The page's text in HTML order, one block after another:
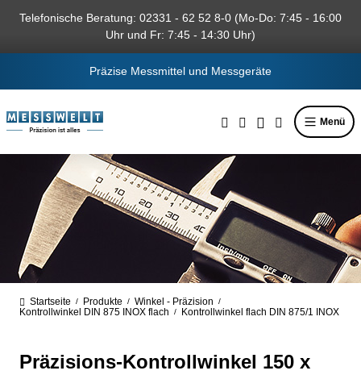
springen
Telefonische Beratung: 02331 - 62 52 8-0 (Mo-Do: 7:45 - 16:00
Uhr und Fr: 7:45 - 14:30 Uhr)
Präzise Messmittel und Messgeräte
Menü
Startseite / Produkte / Winkel - Präzision /
Kontrollwinkel DIN 875 INOX flach / Kontrollwinkel flach DIN 875/1 INOX
Präzisions-Kontrollwinkel 150 x